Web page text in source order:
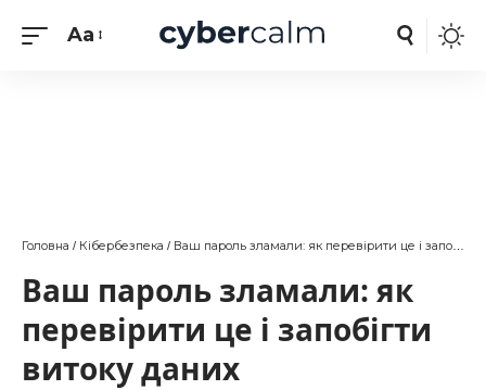
Aa
Головна / Кібербезпека / Ваш пароль зламали: як перевірити це і запобігти витоку даних
Ваш пароль зламали: як
перевірити це і запобігти
витоку даних